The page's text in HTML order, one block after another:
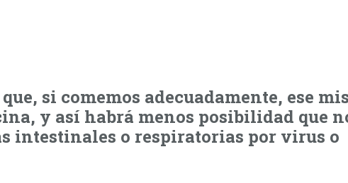
si comemos adecuadamente, ese
y así habrá menos posibilidad que
intestinales o respiratorias por virus o